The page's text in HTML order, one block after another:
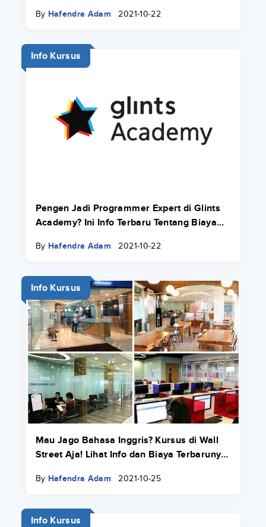
By Hafendra Adam 2021-10-22
Info Kursus
Pengen Jadi Programmer Expert di Glints
Academy? Ini Info Terbaru Tentang Biaya
By Hafendra Adam 2021-10-22
Info Kursus
Mau Jago Bahasa Inggris? Kursus di Wall
Street Aja! Lihat Info dan Biaya Terbarunya
By Hafendra Adam 2021-10-25
Info Kursus